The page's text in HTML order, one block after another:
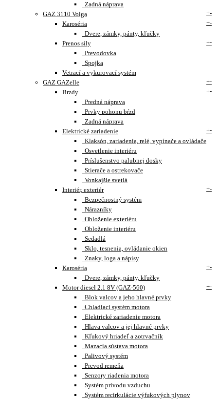
Zadná náprava
GAZ 3110 Volga
+-
Karoséria
+-
Dvere, zámky, pánty, kľučky
Prenos sily
+-
Prevodovka
Spojka
Vetrací a vykurovací systém
GAZ GAZelle
+-
Brzdy
+-
Predná náprava
Prvky pohonu bŕzd
Zadná náprava
Elektrické zariadenie
+-
Klaksón, zariadenia, relé, vypínače a ovládače
Osvetlenie interiéru
Príslušenstvo palubnej dosky
Stierače a ostrekovače
Vonkajšie svetlá
Interiér, exteriér
+-
Bezpečnostný systém
Nárazníky
Obloženie exteriéru
Obloženie interiéru
Sedadlá
Sklo, tesnenia, ovládanie okien
Znaky, loga a nápisy
Karoséria
+-
Dvere, zámky, pánty, kľučky
Motor diesel 2.1 8V (GAZ-560)
+-
Blok valcov a jeho hlavné prvky
Chladiaci systém motora
Elektrické zariadenie motora
Hlava valcov a jej hlavné prvky
Kľukový hriadeľ a zotrvačník
Mazacia sústava motora
Palivový systém
Prevod remeňa
Senzory riadenia motora
Systém prívodu vzduchu
Systém recirkulácie výfukových plynov